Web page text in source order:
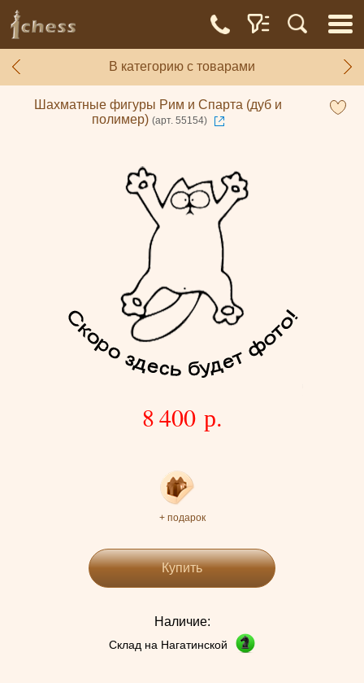
В категорию с товарами
Шахматные фигуры Рим и Спарта (дуб и
полимер) (арт. 55154)
8 400 р.
+ подарок
Купить
Наличие:
Склад на Нагатинской